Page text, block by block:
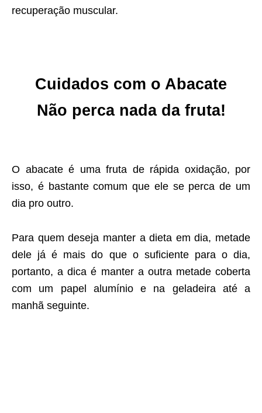
recuperação muscular.
Cuidados com o Abacate
Não perca nada da fruta!
O abacate é uma fruta de rápida oxidação, por
isso, é bastante comum que ele se perca de um
dia pro outro.
Para quem deseja manter a dieta em dia, metade
dele já é mais do que o suficiente para o dia,
portanto, a dica é manter a outra metade coberta
com um papel alumínio e na geladeira até a
manhã seguinte.